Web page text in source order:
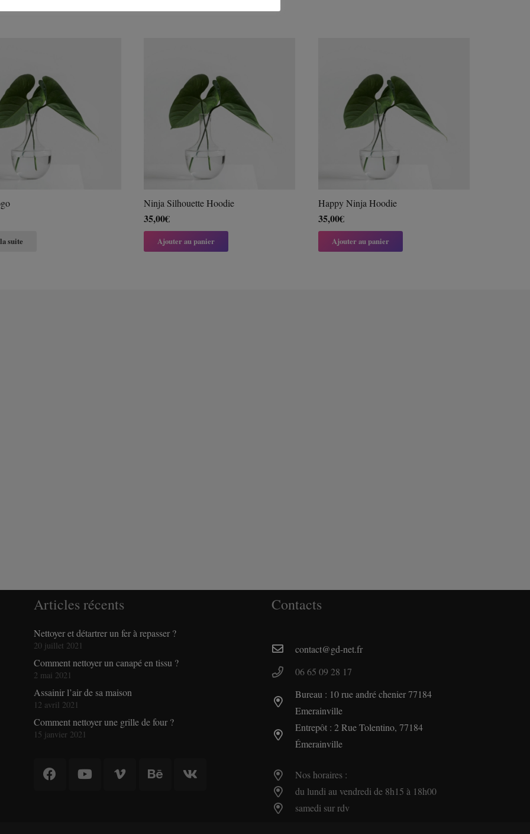
suite
Ninja Silhouette Hoodie
35,00€
Ajouter au panier
Happy Ninja Hoodie
35,00€
Ajouter au panier
Articles récents
Nettoyer et détartrer un fer à repasser ?
20 juillet 2021
Comment nettoyer un canapé en tissu ?
2 mai 2021
Assainir l’air de sa maison
12 avril 2021
Comment nettoyer une grille de four ?
15 janvier 2021
Contacts
contact@gd-net.fr
06 65 09 28 17
Bureau : 10 rue andré chenier 77184
Emerainville
Entrepôt : 2 Rue Tolentino, 77184
Émerainville
Nos horaires :
du lundi au vendredi de 8h15 à 18h00
samedi sur rdv